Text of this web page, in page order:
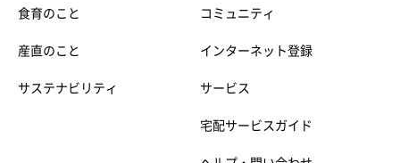
食育のこと
産直のこと
サステナビリティ
コミュニティ
インターネット登録
サービス
宅配サービスガイド